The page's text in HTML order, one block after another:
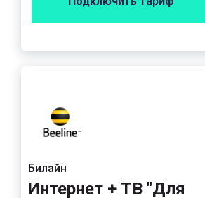
Билайн
Интернет + ТВ "Для